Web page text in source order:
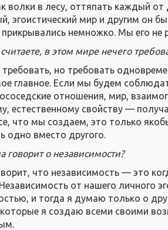
волки в лесу, оттяпать каждый
эгоистический мир и другим он
немножко. Мы его не
в этом мире нечего
но требовать
главное. Если мы будем
отношения, мир,
естественному свойству —
что мы создаем, это только
одно вместо другого.
говорит о независимости?
что независимость — это
от нашего личного
и тогда я думаю только о
я создаю всеми своими